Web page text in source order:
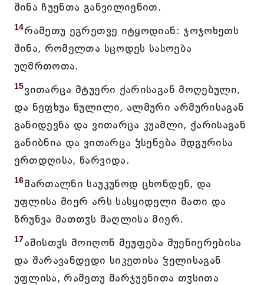
შინა ჩუენთა განვილიენით.
14რამეთუ ეგრეთვე იტყოდიან: ჯოჯოხეთს
შინა, რომელთა სცოდეს სასოება
უღმრთოთა.
15ვითარცა მტუერი ქარისაგან მოღებული,
და ნეფხუა წულილი, ალმური არმურისაგან
განიდევნა და ვითარცა კუამლი, ქარისაგან
განიბნია და ვითარცა ჴსენება მდგურისა
ერთდღისა, წარვიდა.
16მართალნი საუკუნოდ ცხონდენ, და
უფლისა მიერ არს სასყიდელი მათი და
ზრუნვა მათთჳს მაღლისა მიერ.
17ამისთჳს მოიღონ მეუფება შუენიერებისა
და შარავანდედი სიკეთისა ჴელისაგან
უფლისა, რამეთუ მარჯუენითა თჳსითა